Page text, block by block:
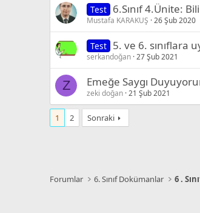
Test 6.Sınıf 4.Ünite:
Mustafa KARAKUŞ 26 Şub 2020
Test 5. ve 6. sınıflara
serkandoğan 27 Şub 2021
Z Emeğe Saygı
zeki doğan 21 Şub 2021
1 2 Sonraki
Forumlar 6. Sınıf Dokümanlar 6 .